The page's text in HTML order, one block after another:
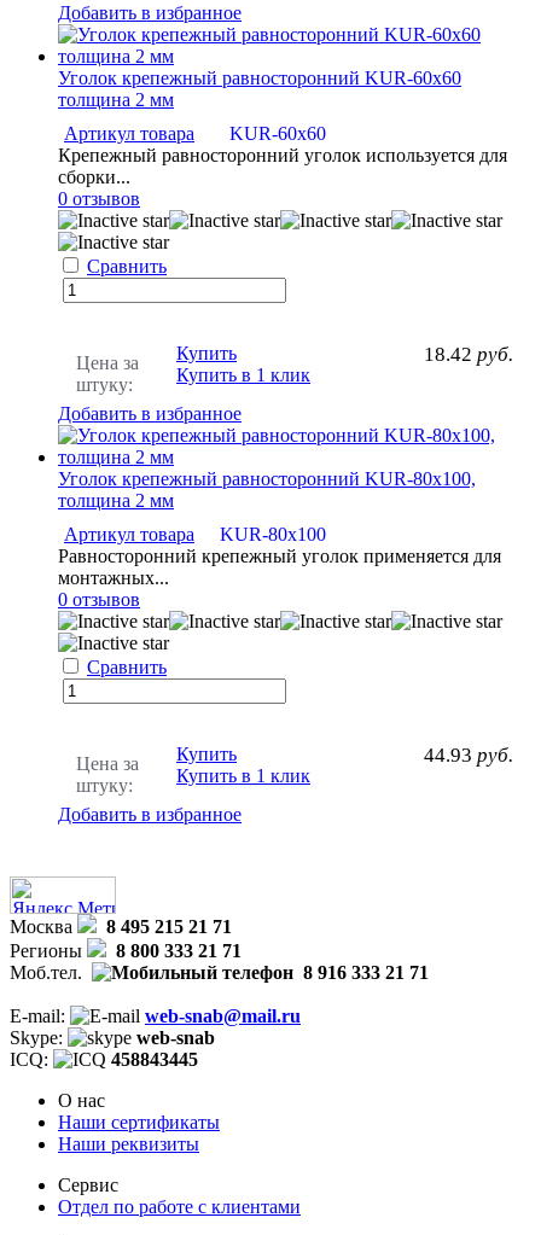
Добавить в избранное
Уголок крепежный равносторонний KUR-60х60
толщина 2 мм
Артикул товара
KUR-60х60
Крепежный равносторонний уголок используется для
сборки...
0 отзывов
Сравнить
Цена за
штуку:
18.42 руб.
Купить
Купить в 1 клик
Добавить в избранное
Уголок крепежный равносторонний KUR-80х100,
толщина 2 мм
Артикул товара
KUR-80х100
Равносторонний крепежный уголок применяется для
монтажных...
0 отзывов
Сравнить
Цена за
штуку:
44.93 руб.
Купить
Купить в 1 клик
Добавить в избранное
Москва
8 495 215 21 71
Регионы
8 800 333 21 71
Моб.тел.
8 916 333 21 71
E-mail:
web-snab@mail.ru
Skype:
web-snab
ICQ:
458843445
О нас
Наши сертификаты
Наши реквизиты
Сервис
Отдел по работе с клиентами